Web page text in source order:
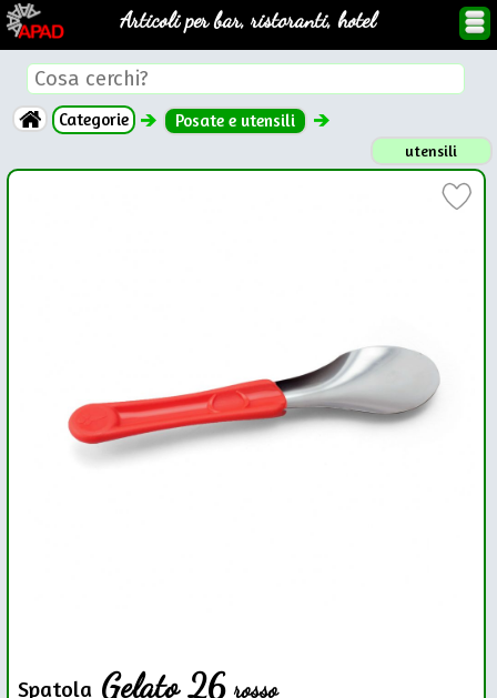
Articoli per bar, ristoranti, hotel
Categorie Posate e utensili
utensili
Spatola Gelato 26rosso